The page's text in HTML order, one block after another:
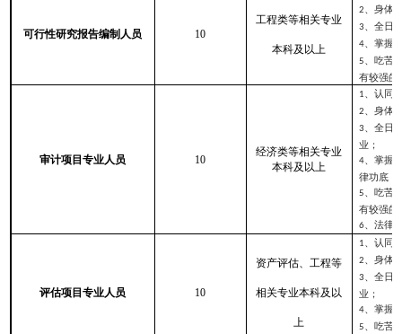
可行性研究报告编制人员 10
工程类等相关专业
本科及以上
2 、身体
3 、全日
4、掌握
5
、吃苦
有较强的
审计项目专业人员 10
经济类等相关专业
本科及以上
1 、认同
2 、身体
3
、全日
业；
4、掌握
律功底；
5
、吃苦
有较强的
6、法律
评估项目专业人员 10
资产评估、工程等
相关专业本科及以
上
1 、认同
2 、身体
3
、全日
业；
4、掌握
5
、吃苦